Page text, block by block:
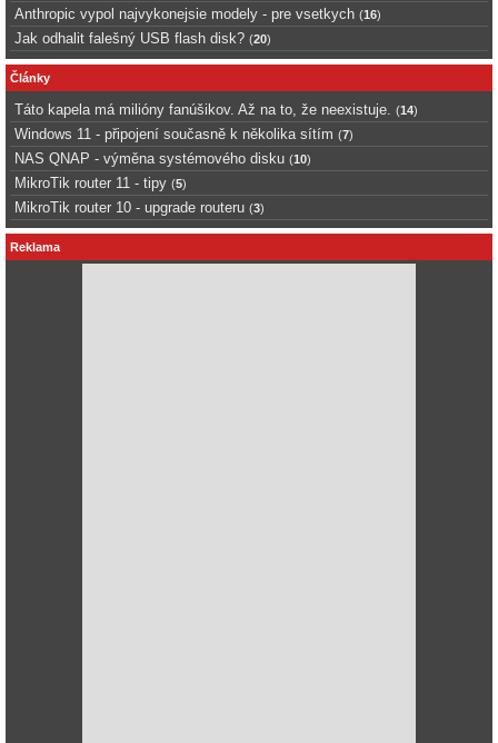
Anthropic vypol najvykonejsie modely - pre vsetkych (16)
Jak odhalit falešný USB flash disk? (20)
Články
Táto kapela má milióny fanúšikov. Až na to, že neexistuje. (14)
Windows 11 - připojení současně k několika sítím (7)
NAS QNAP - výměna systémového disku (10)
MikroTik router 11 - tipy (5)
MikroTik router 10 - upgrade routeru (3)
Reklama